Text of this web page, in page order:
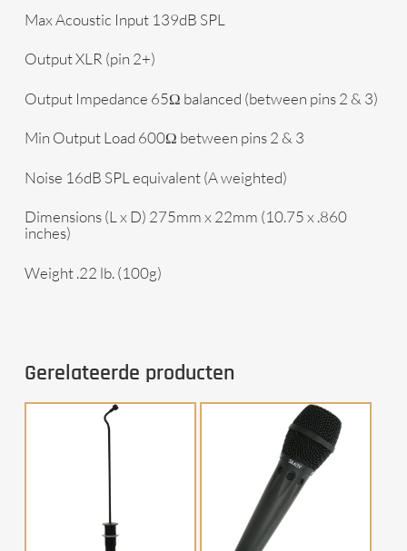
Max Acoustic Input 139dB SPL
OutputXLR (pin 2+)
Output Impedance 65Ω balanced (between pins 2 & 3)
Min Output Load 600Ω between pins 2 & 3
Noise 16dB SPL equivalent (A weighted)
Dimensions (L x D) 275mm x 22mm (10.75 x .860
inches)
Weight.22 lb. (100g)
Gerelateerde producten